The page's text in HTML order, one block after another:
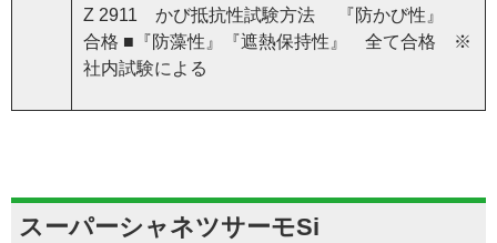
Z 2911 かび抵抗性試験方法 『防かび性』
合格 ■『防藻性』『遮熱保持性』 全て合格 ※
社内試験による
スーパーシャネツサーモSi